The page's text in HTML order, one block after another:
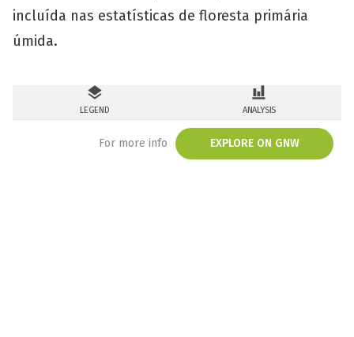
incluída nas estatísticas de floresta primária
úmida.